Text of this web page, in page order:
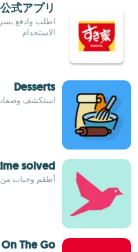
式アプリ
اطلب وادفع
الاستخدام
Desserts
استكشف وصفات
solved
أطقم وجبات من
The Go